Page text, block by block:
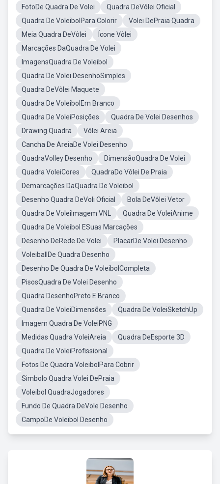
FotoDe Quadra De Volei
Quadra DeVôlei Oficial
Quadra De VoleibolPara Colorir
Volei DePraia Quadra
Meia Quadra DeVôlei
Ícone Vôlei
Marcações DaQuadra De Volei
ImagensQuadra De Voleibol
Quadra De Volei DesenhoSimples
Quadra DeVôlei Maquete
Quadra De VoleibolEm Branco
Quadra De VoleiPosições
Quadra De Volei Desenhos
Drawing Quadra
Vôlei Areia
Cancha De AreiaDe Volei Desenho
QuadraVolley Desenho
DimensãoQuadra De Volei
Quadra VoleiCores
QuadraDo Vôlei De Praia
Demarcações DaQuadra De Voleibol
Desenho Quadra DeVoli Oficial
Bola DeVôlei Vetor
Quadra De VoleiImagem VNL
Quadra De VoleiAnime
Quadra De Voleibol ESuas Marcações
Desenho DeRede De Volei
PlacarDe Volei Desenho
VoleiballDe Quadra Desenho
Desenho De Quadra De VoleibolCompleta
PisosQuadra De Volei Desenho
Quadra DesenhoPreto E Branco
Quadra De VoleiDimensões
Quadra De VoleiSketchUp
Imagem Quadra De VoleiPNG
Medidas Quadra VoleiAreia
Quadra DeEsporte 3D
Quadra De VoleiProfissional
Fotos De Quadra VoleibolPara Cobrir
Simbolo Quadra Volei DePraia
Voleibol QuadraJogadores
Fundo De Quadra DeVole Desenho
CampoDe Voleibol Desenho